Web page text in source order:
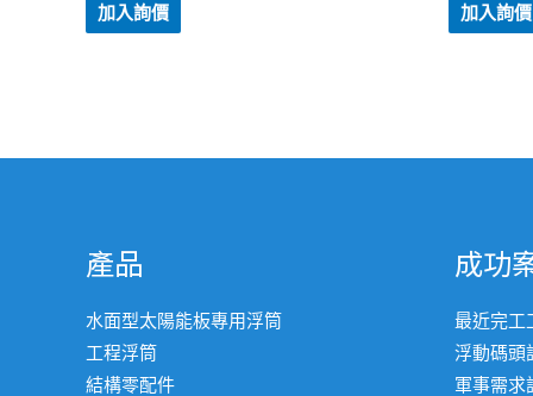
加入詢價 加入詢價
產品
水面型太陽能板專用浮筒
工程浮筒
結構零配件
成功
最近完工
浮動碼頭
軍事需求